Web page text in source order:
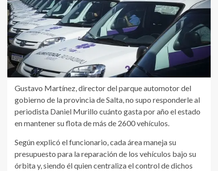
Gustavo Martínez, director del parque automotor del
gobierno de la provincia de Salta, no supo responderle al
periodista Daniel Murillo cuánto gasta por año el estado
en mantener su flota de más de 2600 vehículos.
Según explicó el funcionario, cada área maneja su
presupuesto para la reparación de los vehículos bajo su
órbita y, siendo él quien centraliza el control de dichos